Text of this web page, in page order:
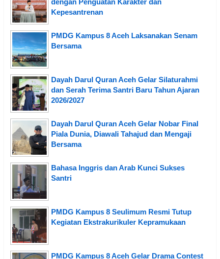
dengan Penguatan Karakter dan
Kepesantrenan
PMDG Kampus 8 Aceh Laksanakan Senam
Bersama
Dayah Darul Quran Aceh Gelar Silaturahmi
dan Serah Terima Santri Baru Tahun Ajaran
2026/2027
Dayah Darul Quran Aceh Gelar Nobar Final
Piala Dunia, Diawali Tahajud dan Mengaji
Bersama
Bahasa Inggris dan Arab Kunci Sukses
Santri
PMDG Kampus 8 Seulimum Resmi Tutup
Kegiatan Ekstrakurikuler Kepramukaan
PMDG Kampus 8 Aceh Gelar Drama Contest